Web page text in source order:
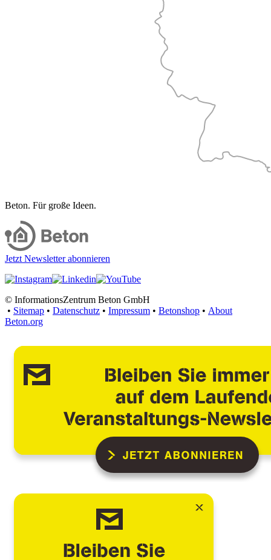
Beton. Für große Ideen.
Jetzt Newsletter abonnieren
© InformationsZentrum Beton GmbH
• Sitemap • Datenschutz • Impressum • Betonshop • About
Beton.org